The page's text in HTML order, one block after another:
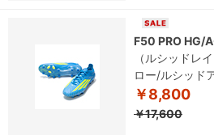
F50 PRO HG/
（ルシッドレ
ロー/ルシッド
￥8,800
￥17,600